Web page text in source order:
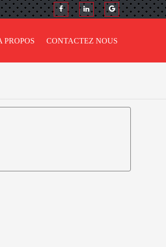
PROPOS CONTACTEZ NOUS